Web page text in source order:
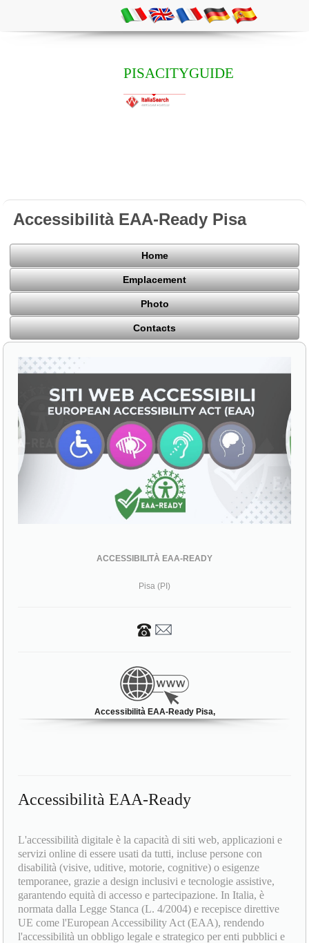
PISACITYGUIDE
Accessibilità EAA-Ready Pisa
Home
Emplacement
Photo
Contacts
ACCESSIBILITÀ EAA-READY
Pisa (PI)
Accessibilità EAA-Ready Pisa,
Accessibilità EAA-Ready
L'accessibilità digitale è la capacità di siti web, applicazioni e
servizi online di essere usati da tutti, incluse persone con
disabilità (visive, uditive, motorie, cognitive) o esigenze
temporanee, grazie a design inclusivi e tecnologie assistive,
garantendo equità di accesso e partecipazione. In Italia, è
normata dalla Legge Stanca (L. 4/2004) e recepisce direttive
UE come l'European Accessibility Act (EAA), rendendo
l'accessibilità un obbligo legale e strategico per enti pubblici e